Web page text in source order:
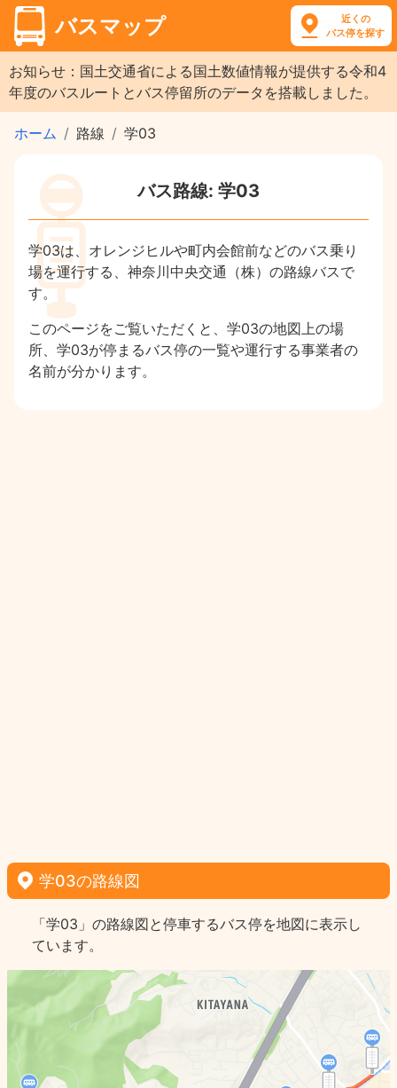
バスマップ
近くの
バス停を探す
お知らせ：国土交通省による国土数値情報が提供する令和4
年度のバスルートとバス停留所のデータを搭載しました。
ホーム 路線 学03
バス路線: 学03
学03は、オレンジヒルや町内会館前などのバス乗り
場を運行する、神奈川中央交通（株）の路線バスで
す。
このページをご覧いただくと、学03の地図上の場
所、学03が停まるバス停の一覧や運行する事業者の
名前が分かります。
学03の路線図
「学03」の路線図と停車するバス停を地図に表示し
ています。